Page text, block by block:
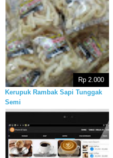
Kerupuk Rambak Sapi Tunggak
Semi
Rp 2.000